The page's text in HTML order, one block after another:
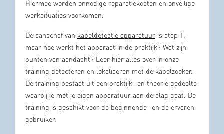
Hiermee worden onnodige reparatiekosten en onveilige
werksituaties voorkomen.
De aanschaf van kabeldetectie apparatuur is stap 1,
maar hoe werkt het apparaat in de praktijk? Wat zijn
punten van aandacht? Leer hier alles over in onze
training detecteren en lokaliseren met de kabelzoeker.
De training bestaat uit een praktijk- en theorie gedeelte
waarbij je met je eigen apparatuur aan de slag gaat. De
training is geschikt voor de beginnende- en de ervaren
gebruiker.